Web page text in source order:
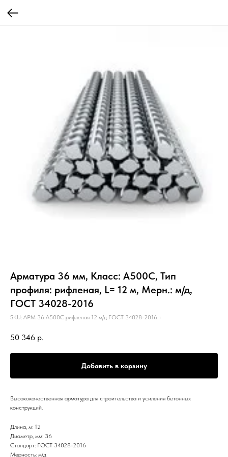
Арматура 36 мм, Класс: А500С, Тип
профиля: рифленая, L= 12 м, Мерн.: м/д,
ГОСТ 34028-2016
SKU: АРМ 36 А500С рифленая 12 м/д ГОСТ 34028-2016 т
50 346 р.
Добавить в корзину
Высококачественная арматура для строительства и усиления бетонных
конструкций.
Длина, м: 12
Диаметр, мм: 36
Стандарт: ГОСТ 34028-2016
Мерность: м/д